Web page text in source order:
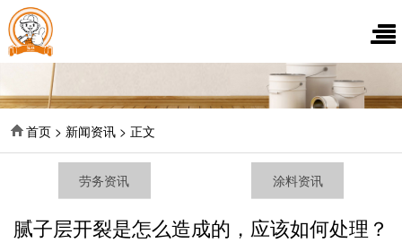
首页 > 新闻资讯 > 正文
劳务资讯 涂料资讯
腻子层开裂是怎么造成的，应该如何处理？